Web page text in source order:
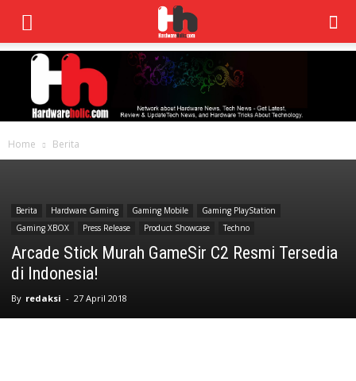
Home Berita
Berita Hardware Gaming Gaming Mobile
Gaming PlayStation
Gaming XBOX
Press Release Product Showcase Techno
Arcade Stick Murah GameSir C2 Resmi Tersedia
di Indonesia!
By redaksi - 27 April 2018